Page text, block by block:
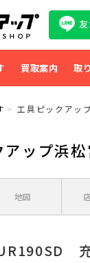
買取案内 取
工具ピックアッ
ップ浜
地図
充